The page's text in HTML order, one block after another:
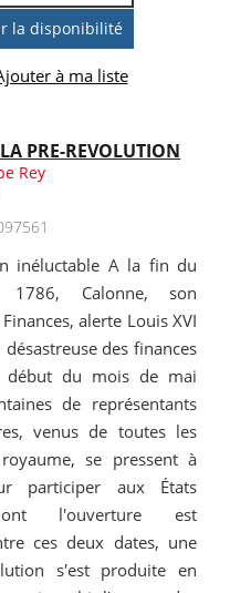
la disponibilité
à ma liste
PRE-REVOLUTION
Rey
inéluctable A la fin du
Calonne, son
alerte Louis XVI
des finances
début du mois de mai
de représentants
venus de toutes les
se pressent à
participer aux États
l'ouverture est
ces deux dates, une
s'est produite en